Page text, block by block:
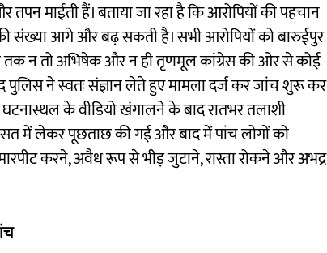
तपन माईती हैं। बताया जा रहा है कि आरोपियों की पहचान
संख्या आगे और बढ़ सकती है। सभी आरोपियों को बारुईपुर
तक न तो अभिषेक और न ही तृणमूल कांग्रेस की ओर से कोई
ने स्वतः संज्ञान लेते हुए मामला दर्ज कर जांच शुरू कर
के वीडियो खंगालने के बाद रातभर तलाशी
में लेकर पूछताछ की गई और बाद में पांच लोगों को
करने, अवैध रूप से भीड़ जुटाने, रास्ता रोकने और अभद्र